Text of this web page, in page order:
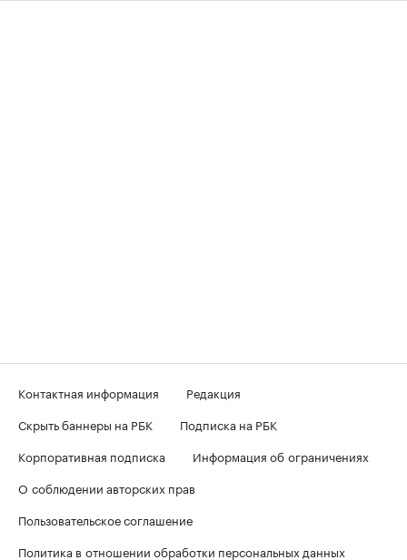
Контактная информация
Редакция
Скрыть баннеры на РБК
Подписка на РБК
Корпоративная подписка
Информация об ограничениях
О соблюдении авторских прав
Пользовательское соглашение
Политика в отношении обработки персональных данных